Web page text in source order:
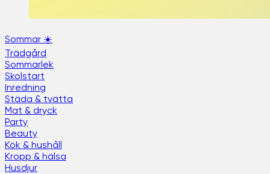
Sommar ☀️
Trädgård
Sommarlek
Skolstart
Inredning
Städa & tvätta
Mat & dryck
Party
Beauty
Kök & hushåll
Kropp & hälsa
Husdjur